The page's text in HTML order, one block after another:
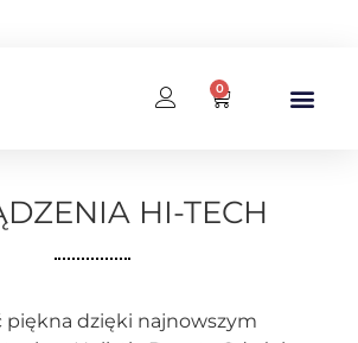
0
HI-TECH
piękna dzięki najnowszym